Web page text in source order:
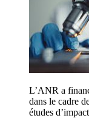
L’ANR a
dans le cadre
études